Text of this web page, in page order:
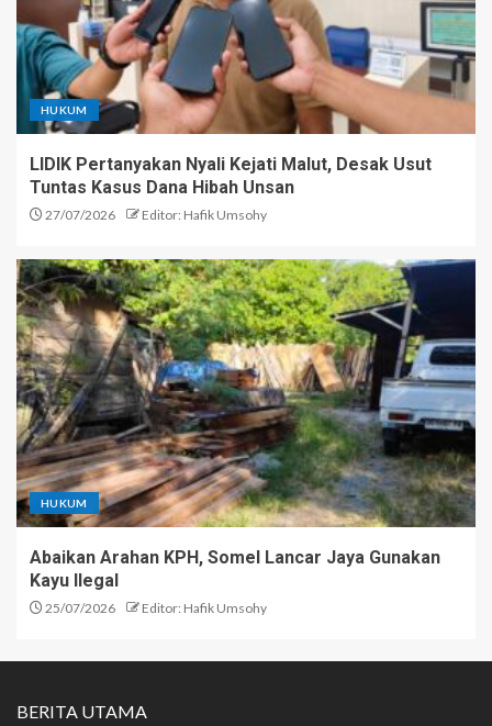
HUKUM
LIDIK Pertanyakan Nyali Kejati Malut, Desak Usut
Tuntas Kasus Dana Hibah Unsan
27/07/2026 Editor: Hafik Umsohy
HUKUM
Abaikan Arahan KPH, Somel Lancar Jaya Gunakan
Kayu Ilegal
25/07/2026 Editor: Hafik Umsohy
BERITA UTAMA